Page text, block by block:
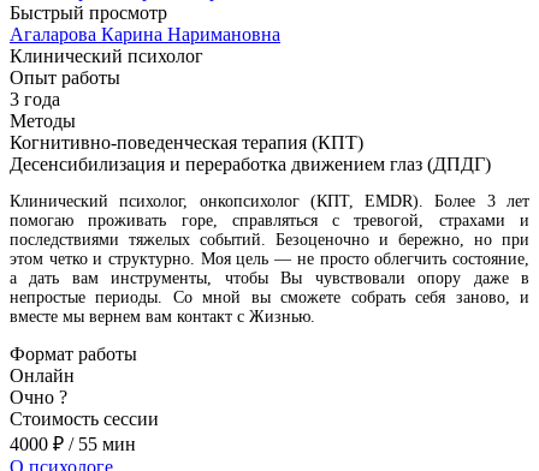
Быстрый просмотр
Агаларова Карина Наримановна
Клинический психолог
Опыт работы
3 года
Методы
Когнитивно-поведенческая терапия (КПТ)
Десенсибилизация и переработка движением глаз (ДПДГ)
Клинический психолог, онкопсихолог (КПТ, EMDR). Более 3 лет
помогаю проживать горе, справляться с тревогой, страхами и
последствиями тяжелых событий. Безоценочно и бережно, но при
этом четко и структурно. Моя цель — не просто облегчить состояние,
а дать вам инструменты, чтобы Вы чувствовали опору даже в
непростые периоды. Со мной вы сможете собрать себя заново, и
вместе мы вернем вам контакт с Жизнью.
Формат работы
Онлайн
Очно ?
Стоимость сессии
4000 ₽ / 55 мин
О психологе